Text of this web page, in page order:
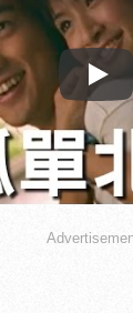
Play